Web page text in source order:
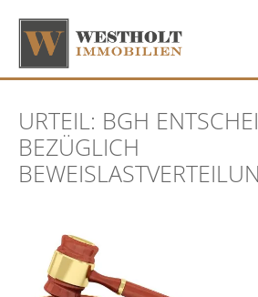
URTEIL: BGH
BEZÜGLICH